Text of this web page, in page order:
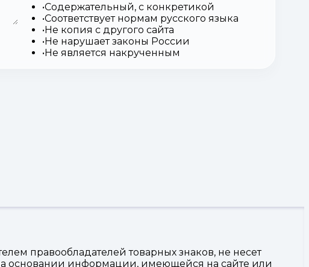
Содержательный, с конкретикой
Соответствует нормам русского языка
Не копия с другого сайта
Не нарушает законы России
Не является накрученным
правообладателей товарных знаков, не несет
основании информации, имеющейся на сайте или